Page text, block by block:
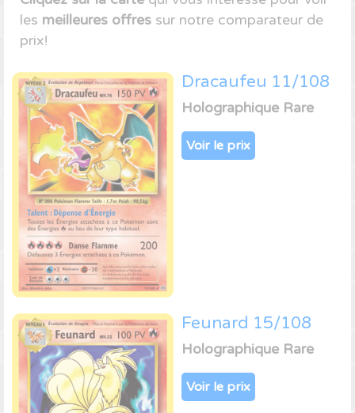
les meilleures offres sur notre comparateur de
prix!
Dracaufeu 11/108
Holographique Rare
Voir le prix
Feunard 15/108
Holographique Rare
Voir le prix